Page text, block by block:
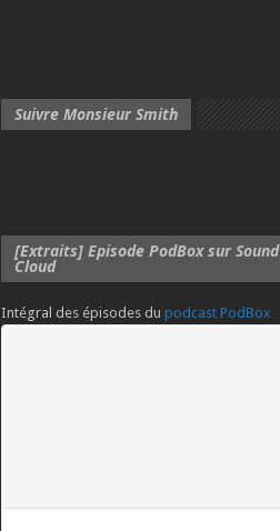
Suivre Monsieur Smith
[Extraits] Episode PodBox sur Sound
Cloud
Intégral des épisodes du podcast PodBox